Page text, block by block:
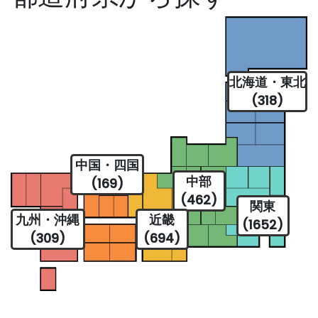
北海道・東北
(318)
関東
(1652)
中部
(462)
近畿
(694)
中国・四国
(169)
九州・沖縄
(309)